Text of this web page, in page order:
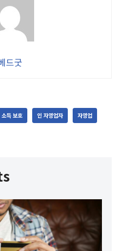
드굿
소득 보호 인 자영업자 자영업